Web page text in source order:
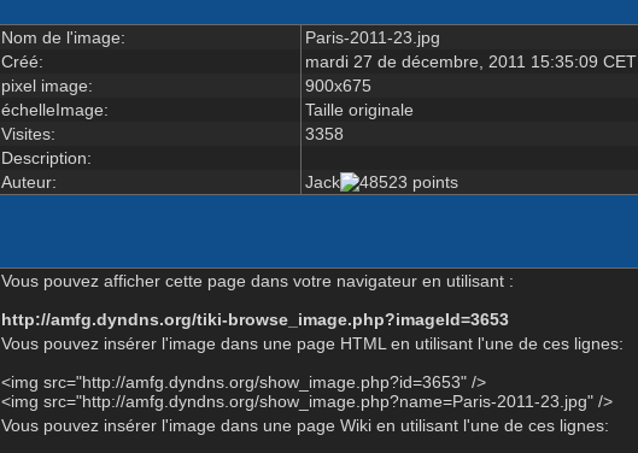
Nom de l'image:
Paris-2011-23.jpg
Créé:
mardi 27 de décembre, 2011 15:35:09 CET
pixel image:
900x675
échelleImage:
Taille originale
Visites:
3358
Description:
Auteur:
Jack
Vous pouvez afficher cette page dans votre navigateur en utilisant :
http://amfg.dyndns.org/tiki-browse_image.php?imageId=3653
Vous pouvez insérer l'image dans une page HTML en utilisant l'une de ces lignes:
<img src="http://amfg.dyndns.org/show_image.php?id=3653" />
<img src="http://amfg.dyndns.org/show_image.php?name=Paris-2011-23.jpg" />
Vous pouvez insérer l'image dans une page Wiki en utilisant l'une de ces lignes: